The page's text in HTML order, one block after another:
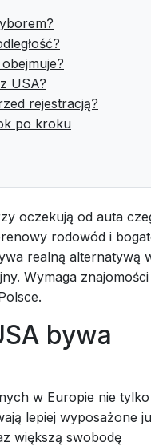
USA?
rejestracją?
po kroku
oczekują od auta
rodowód i
realną alternatywą
Wymaga znajomości
bywa
w Europie nie tylko
lepiej wyposażone
większą swobodę